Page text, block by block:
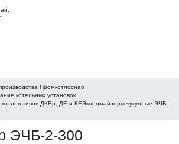
Промкотлоснаб
котельных установок
типов ДКВр, ДЕ и КЕЭкономайзеры чугунные ЭЧБ
ЭЧБ-2-300